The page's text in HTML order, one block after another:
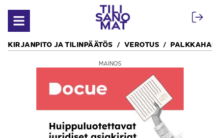
Avaa valikko
KIRJANPITO JA TILINPÄÄTÖS VEROTUS
MAINOS